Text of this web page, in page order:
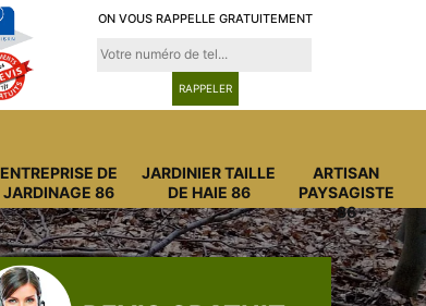
ON VOUS RAPPELLE GRATUITEMENT
ENTREPRISE DE
JARDINAGE 86
JARDINIER TAILLE
DE HAIE 86
ARTISAN
PAYSAGISTE
86